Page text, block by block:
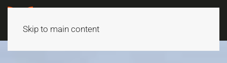
Skip to main content